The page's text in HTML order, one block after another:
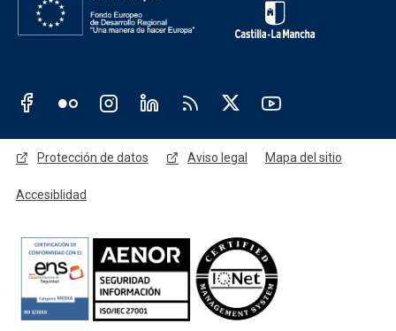
Redes sociales JCCM
Menú legal
Protección de datos Aviso legal Mapa del sitio
Accesiblidad